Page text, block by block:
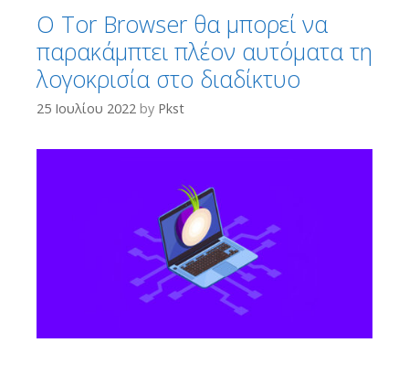
Ο Tor Browser θα μπορεί να
παρακάμπτει πλέον αυτόματα τη
λογοκρισία στο διαδίκτυο
25 Ιουλίου 2022 by Pkst